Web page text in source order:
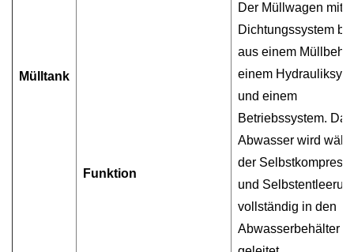
Mülltank
Funktion
Der Müllwagen mit
Dichtungssystem
aus einem
einem
und einem
Betriebssystem. Das
Abwasser wird
der
und
vollständig in den
Abwasserbehälter